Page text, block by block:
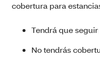
cobertura para
Tendrá que
No tendrás